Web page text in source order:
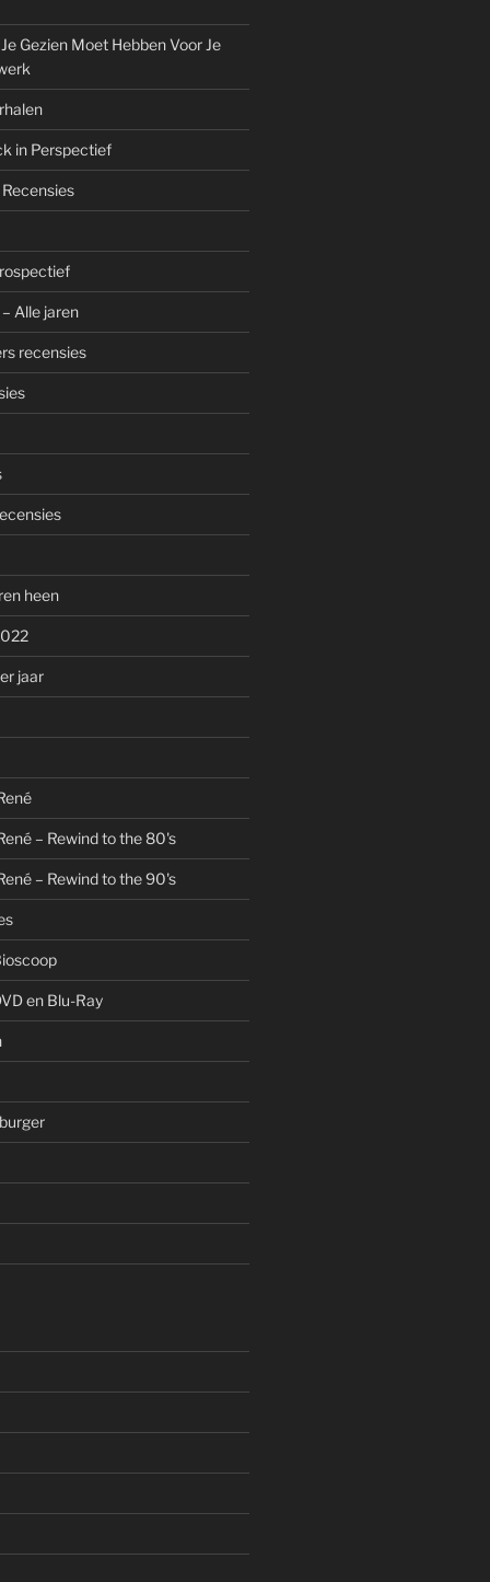
Gezien Moet Hebben Voor Je
in Perspectief
Alle jaren
recensies
heen
jaar
– Rewind to the 80's
– Rewind to the 90's
en Blu-Ray